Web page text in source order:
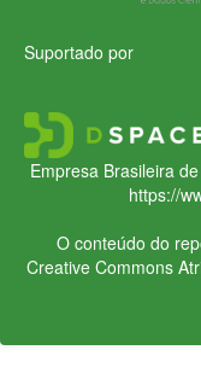
Suportado por
Empresa Brasileira
https://
O conteúdo do
Creative Commons